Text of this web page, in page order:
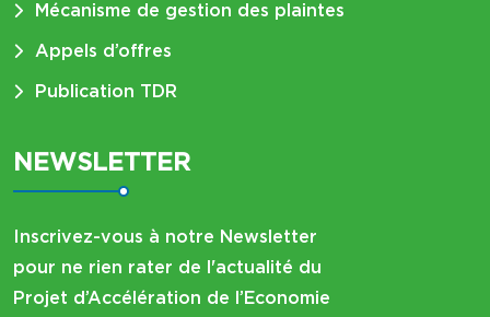
Mécanisme de gestion des plaintes
Appels d’offres
Publication TDR
NEWSLETTER
Inscrivez-vous à notre Newsletter
pour ne rien rater de l'actualité du
Projet d’Accélération de l’Economie